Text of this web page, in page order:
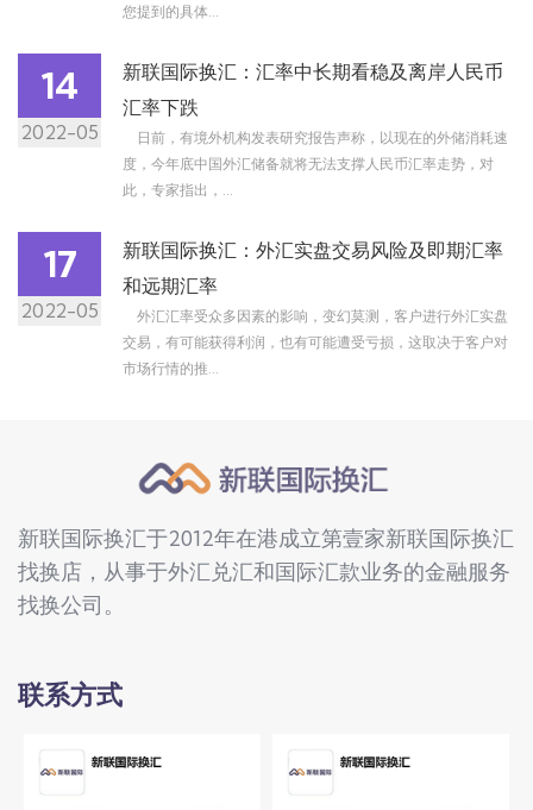
您提到的具体...
14
2022-05
新联国际换汇：汇率中长期看稳及离岸人民币
汇率下跌
日前，有境外机构发表研究报告声称，以现在的外储消耗速
度，今年底中国外汇储备就将无法支撑人民币汇率走势，对
此，专家指出，...
17
2022-05
新联国际换汇：外汇实盘交易风险及即期汇率
和远期汇率
外汇汇率受众多因素的影响，变幻莫测，客户进行外汇实盘
交易，有可能获得利润，也有可能遭受亏损，这取决于客户对
市场行情的推...
新联国际换汇于2012年在港成立第壹家新联国际换汇
找换店，从事于外汇兑汇和国际汇款业务的金融服务
找换公司。
联系方式